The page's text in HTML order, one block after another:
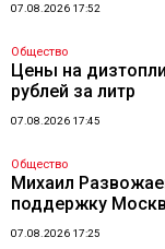
07.08.2026 17:52
Общество
Цены на
рублей за литр
07.08.2026 17:45
Общество
Михаил
поддержку
07.08.2026 17:25